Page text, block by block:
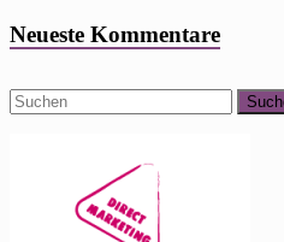
Neueste Kommentare